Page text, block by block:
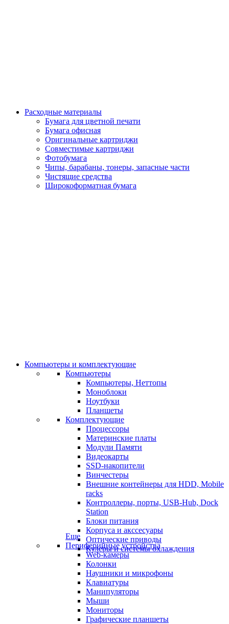
Расходные материалы
Бумага для цветной печати
Бумага офисная
Оригинальные картриджи
Совместимые картриджи
Фотобумага
Чипы, барабаны, тонеры, запасные части
Чистящие средства
Широкоформатная бумага
Компьютеры и комплектующие
Компьютеры
Компьютеры, Неттопы
Моноблоки
Ноутбуки
Планшеты
Комплектующие
Процессоры
Материнские платы
Модули Памяти
Видеокарты
SSD-накопители
Винчестеры
Внешние контейнеры для HDD, Mobile
racks
Контроллеры, порты, USB-Hub, Dock
Station
Блоки питания
Корпуса и акссесуары
Оптические приводы
Кулеры и системы охлаждения
Еще
Периферийные устройства
Web-камеры
Колонки
Наушники и микрофоны
Клавиатуры
Манипуляторы
Мыши
Мониторы
Графические планшеты